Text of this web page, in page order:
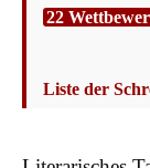
22
Liste der